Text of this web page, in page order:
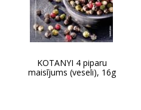
KOTANYI 4 piparu
maisījums (veseli), 16g